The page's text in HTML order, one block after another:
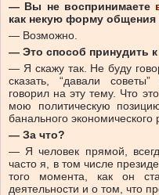
— Вы не воспринимаете
как некую форму
— Возможно.
— Это способ принудить
— Я скажу так. Не буду
сказать, “давали
говорил на эту тему. Что
мою политическую
банального
— За что?
— Я человек прямой,
часто я, в том числе
того момента, как он
деятельности и о том, что